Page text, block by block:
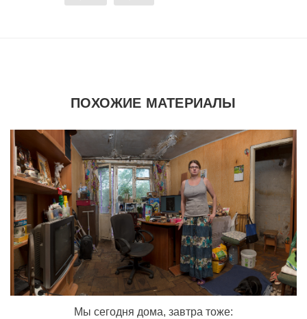
ПОХОЖИЕ МАТЕРИАЛЫ
Мы сегодня дома, завтра тоже: